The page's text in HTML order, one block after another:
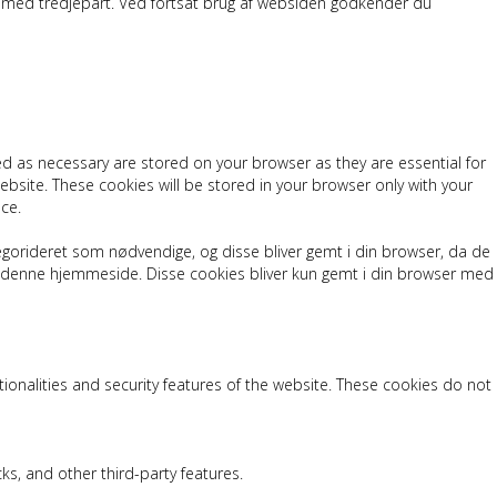
as necessary are stored on your browser as they are essential for
These cookies will be stored in your browser only with your
som nødvendige, og disse bliver gemt i din browser, da de
hjemmeside. Disse cookies bliver kun gemt i din browser med
and security features of the website. These cookies do not
and other third-party features.